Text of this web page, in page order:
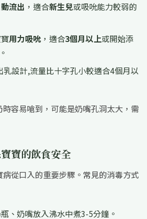
流出 ，適合新生兒或吸吮能力較弱的
用力吸吮 ，適合3個月以上或開始添
乳設計,流量比十字孔小較適合4個月以
容易嗆到，可能是奶嘴孔洞太大，需
寶的飲食安全
病從口入的重要步驟。常見的消毒方式
、奶嘴放入沸水中煮3-5分鐘。